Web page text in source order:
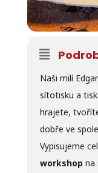
Naši milí
sítotisku a
hrajete,
dobře ve
Vypisujeme
workshop na